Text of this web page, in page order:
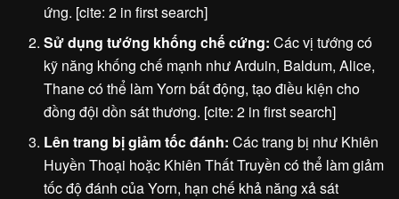
ứng. [cite: 2 in first search]
Sử dụng tướng khống chế cứng: Các vị tướng có
kỹ năng khống chế mạnh như Arduin, Baldum, Alice,
Thane có thể làm Yorn bất động, tạo điều kiện cho
đồng đội dồn sát thương. [cite: 2 in first search]
Lên trang bị giảm tốc đánh: Các trang bị như Khiên
Huyền Thoại hoặc Khiên Thất Truyền có thể làm giảm
tốc độ đánh của Yorn, hạn chế khả năng xả sát